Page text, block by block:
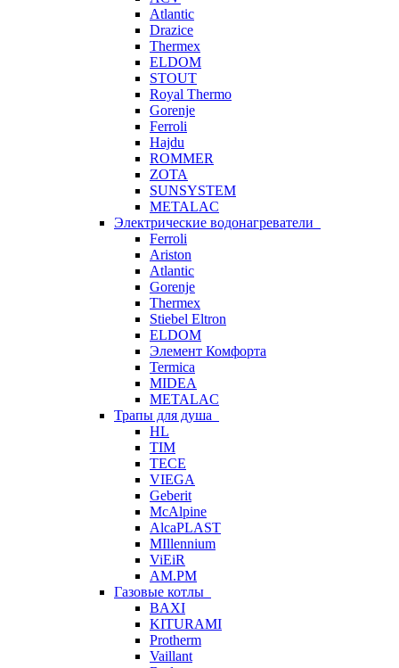
Atlantic
Drazice
Thermex
ELDOM
STOUT
Royal Thermo
Gorenje
Ferroli
Hajdu
ROMMER
ZOTA
SUNSYSTEM
METALAC
Электрические водонагреватели
Ferroli
Ariston
Atlantic
Gorenje
Thermex
Stiebel Eltron
ELDOM
Элемент Комфорта
Termica
MIDEA
METALAC
Трапы для душа
HL
TIM
TECE
VIEGA
Geberit
McAlpine
AlcaPLAST
MIllennium
ViEiR
AM.PM
Газовые котлы
BAXI
KITURAMI
Protherm
Vaillant